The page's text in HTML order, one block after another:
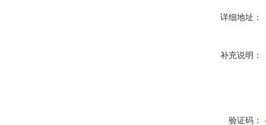
详细地址：
补充说明：
验证码：